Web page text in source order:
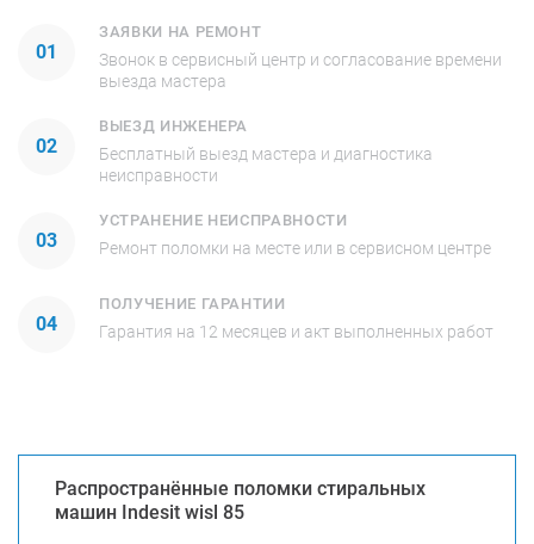
01
ЗАЯВКИ НА РЕМОНТ
Звонок в сервисный центр и согласование времени
выезда мастера
02
ВЫЕЗД ИНЖЕНЕРА
Бесплатный выезд мастера и диагностика
неисправности
03
УСТРАНЕНИЕ НЕИСПРАВНОСТИ
Ремонт поломки на месте или в сервисном центре
04
ПОЛУЧЕНИЕ ГАРАНТИИ
Гарантия на 12 месяцев и акт выполненных работ
Распространённые поломки стиральных
машин Indesit wisl 85